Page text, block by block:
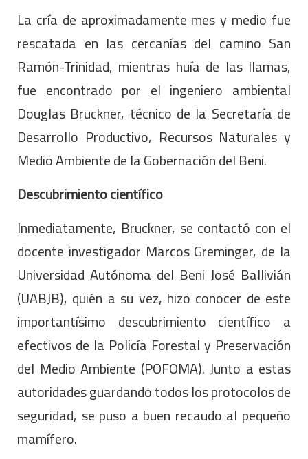
La cría de aproximadamente mes y medio fue
rescatada en las cercanías del camino San
Ramón-Trinidad, mientras huía de las llamas,
fue encontrado por el ingeniero ambiental
Douglas Bruckner, técnico de la Secretaría de
Desarrollo Productivo, Recursos Naturales y
Medio Ambiente de la Gobernación del Beni.
Descubrimiento científico
Inmediatamente, Bruckner, se contactó con el
docente investigador Marcos Greminger, de la
Universidad Autónoma del Beni José Ballivián
(UABJB), quién a su vez, hizo conocer de este
importantísimo descubrimiento científico a
efectivos de la Policía Forestal y Preservación
del Medio Ambiente (POFOMA). Junto a estas
autoridades guardando todos los protocolos de
seguridad, se puso a buen recaudo al pequeño
mamífero.